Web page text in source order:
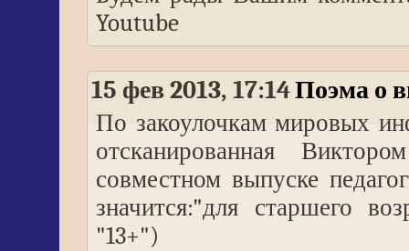
Youtube
15 фев 2013, 17:14Поэма о
По закоулочкам мировых
отсканированная
совместном выпуске
значится:"для старшего
"13+")